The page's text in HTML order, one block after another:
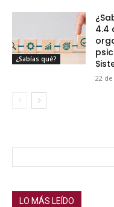
¿Sabías qué?
4.4
22
LO MÁS LEÍDO